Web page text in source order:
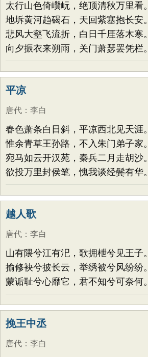
太行山色倚巑岏，绝顶清秋万里看。
地坼黄河趋碣石，天回紫塞抱长安。
悲风大壑飞流折，白日千厓落木寒。
向夕振衣来朔雨，关门萧瑟罢凭栏。
平凉
唐代 ： 李白
春色萧条白日斜，平凉西北见天涯。
惟余青草王孙路，不入朱门弟子家。
宛马如云开汉苑，秦兵二月走胡沙。
欲投万里封侯笔，愧我谈经鬓有华。
越人歌
唐代 ： 李白
山有隈兮江有汜，歌拥枻兮见王子。
揄修袂兮披长云，举绣被兮风纷纷。
蒙诟耻兮心靡它，君不知兮可奈何。
挽王中丞
唐代 ： 李白